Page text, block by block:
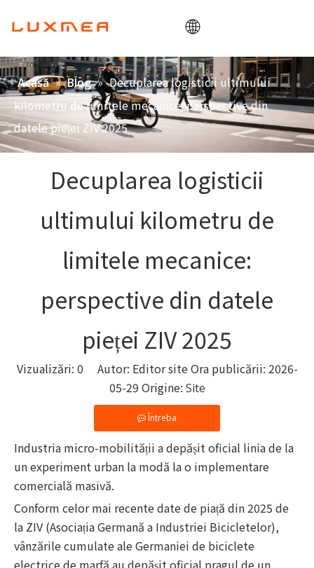
Acasă
Companie
Cargobike
Utilitate
ODM/OEM
Contact
Acasă » Blog » Decuplarea logisticii ultimului
kilometru de limitele mecanice: perspective din
datele pieței ZIV 2025
Decuplarea logisticii
ultimului kilometru de
limitele mecanice:
perspective din datele
pieței ZIV 2025
Vizualizări: 0 Autor: Editor site Ora publicării: 2026-
05-29 Origine: Site
Întreba
Industria micro-mobilității a depășit oficial linia de la
un experiment urban la modă la o implementare
comercială masivă.
Conform celor mai recente date de piață din 2025 de
la ZIV (Asociația Germană a Industriei Bicicletelor),
vânzările cumulate ale Germaniei de biciclete
electrice de marfă au depășit oficial pragul de un